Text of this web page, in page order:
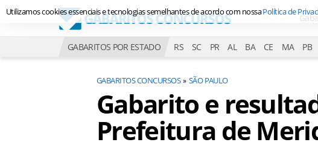
GABARITOS POR ESTADO RS SC PR AL BA CE MA PB
GABARITOS CONCURSOS SÃO PAULO
Gabarito e
Prefeitura de
Utilizamos cookies essenciais e tecnologias semelhantes de acordo com nossaPolítica de